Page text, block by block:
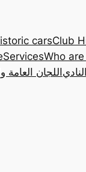
carsClub
ServicesWho
اللجان العامة